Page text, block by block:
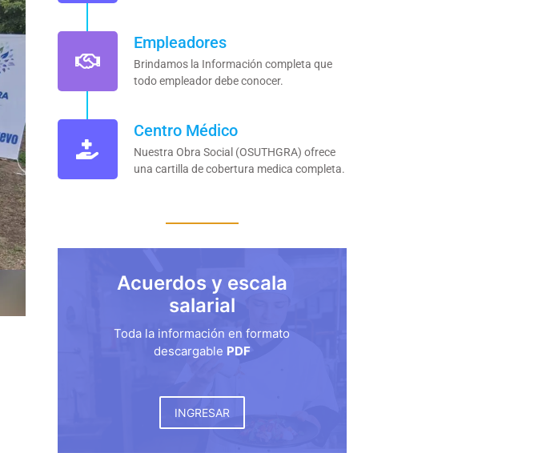
Empleadores
Brindamos la Información completa que
todo empleador debe conocer.
Centro Médico
Nuestra Obra Social (OSUTHGRA) ofrece
una cartilla de cobertura medica completa.
Acuerdos y escala
salarial
Toda la información en formato
descargable PDF
INGRESAR